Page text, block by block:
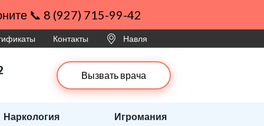
📞 8 (927) 715-99-42
Контакты Навля
Вызвать врача
Наркология Игромания